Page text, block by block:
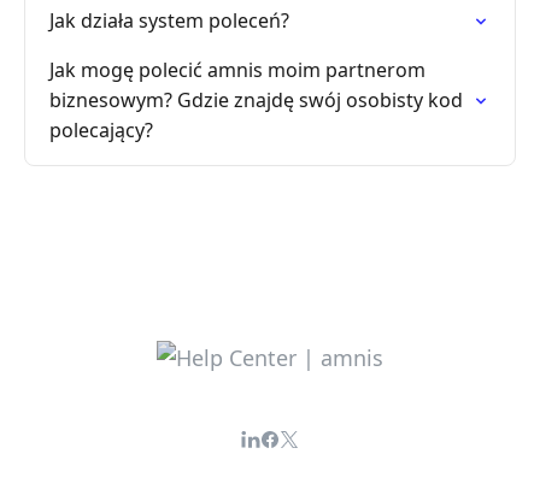
Jak działa system poleceń?
Jak mogę polecić amnis moim partnerom
biznesowym? Gdzie znajdę swój osobisty kod
polecający?